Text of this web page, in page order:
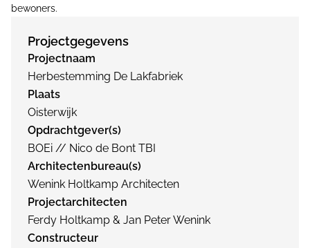
bewoners.
Projectgegevens
Projectnaam
Herbestemming De Lakfabriek
Plaats
Oisterwijk
Opdrachtgever(s)
BOEi // Nico de Bont TBI
Architectenbureau(s)
Wenink Holtkamp Architecten
Projectarchitecten
Ferdy Holtkamp & Jan Peter Wenink
Constructeur